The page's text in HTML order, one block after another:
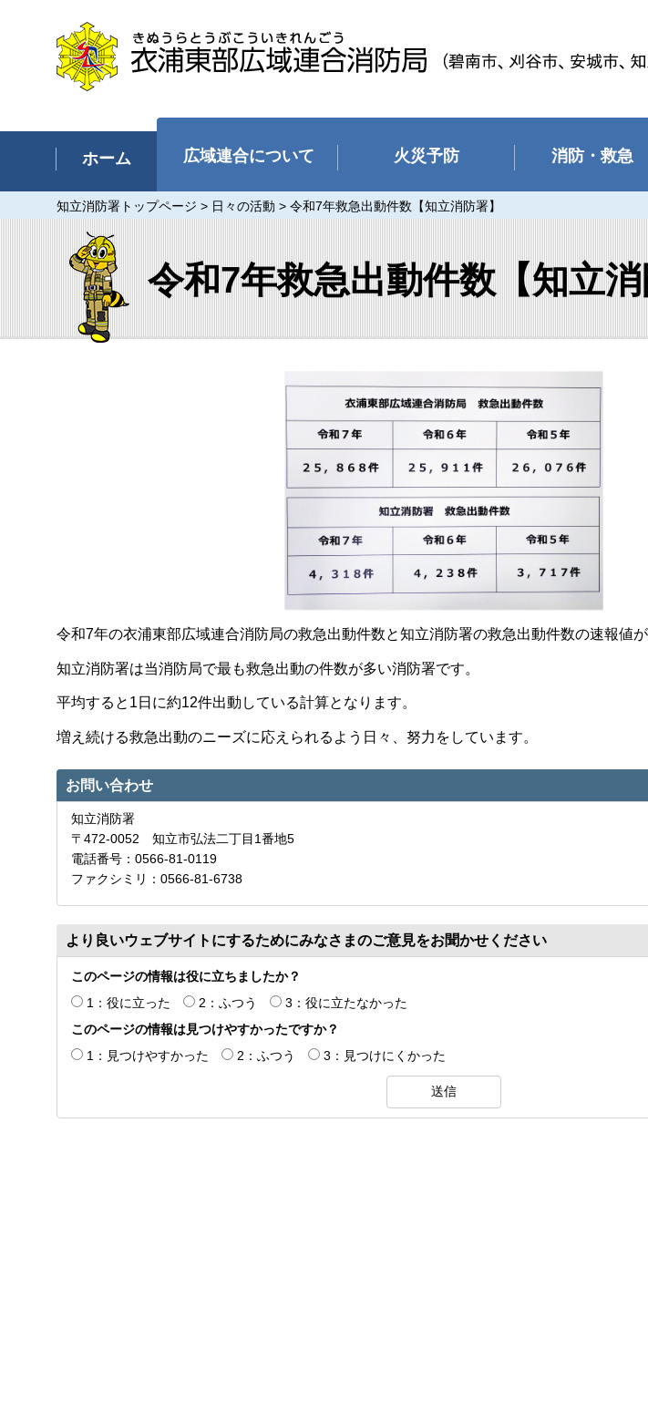
衣浦東部広域連合消防局（碧南
市、刈谷市、安城市、知立市、高
浜市）
ホーム 広域連合について 火災予防 消防・救急
知立消防署トップページ > 日々の活動 > 令和7年救急出動件数【知立消防署】
令和7年救急出動件数【知立消
令和7年の衣浦東部広域連合消防局の救急出動件数と知立消防署の救急出動件数の速報値が
知立消防署は当消防局で最も救急出動の件数が多い消防署です。
平均すると1日に約12件出動している計算となります。
増え続ける救急出動のニーズに応えられるよう日々、努力をしています。
お問い合わせ
知立消防署
〒472-0052 知立市弘法二丁目1番地5
電話番号：0566-81-0119
ファクシミリ：0566-81-6738
より良いウェブサイトにするためにみなさまのご意見をお聞かせください
このページの情報は役に立ちましたか？
1：役に立った
2：ふつう
3：役に立たなかった
このページの情報は見つけやすかったですか？
1：見つけやすかった
2：ふつう 3：見つけにくかった